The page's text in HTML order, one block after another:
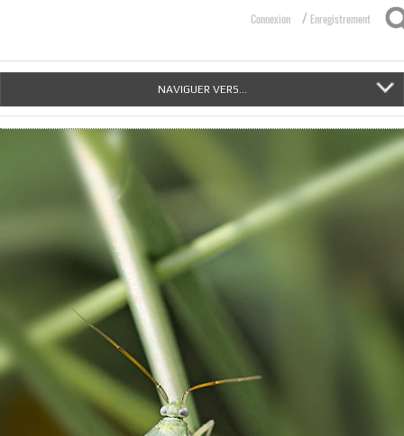
Connexion / Enregistrement
NAVIGUER VERS...